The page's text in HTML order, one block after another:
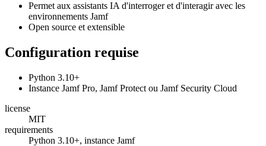
Permet aux assistants IA d'interroger et d'interagir avec les
environnements Jamf
Open source et extensible
Configuration requise
Python 3.10+
Instance Jamf Pro, Jamf Protect ou Jamf Security Cloud
license
MIT
requirements
Python 3.10+, instance Jamf